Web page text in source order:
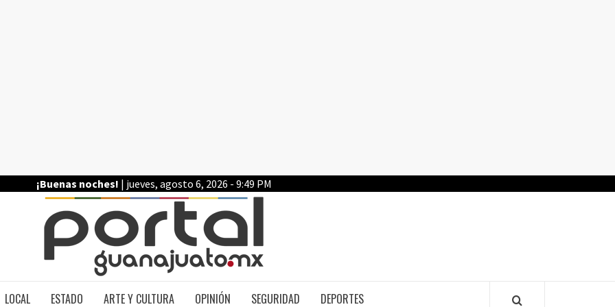
¡Buenas noches! | jueves, agosto 6, 2026 - 9:49 PM
LOCAL ESTADO ARTE Y CULTURA OPINIÓN SEGURIDAD DEPORTES